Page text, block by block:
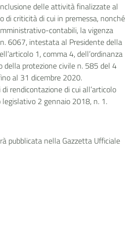
delle attività finalizzate al
di criticità di cui in premessa, nonché
contabili, la vigenza
6067, intestata al Presidente della
1, comma 4, dell’ordinanza
della protezione civile n. 585 del 4
al 31 dicembre 2020.
rendicontazione di cui all’articolo
2 gennaio 2018, n. 1.
pubblicata nella Gazzetta Ufficiale